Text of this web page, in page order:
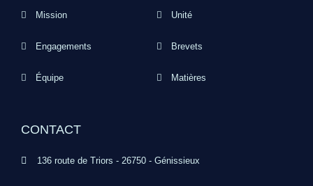
Mission
Engagements
Équipe
Unité
Brevets
Matières
CONTACT
136 route de Triors - 26750 - Génissieux